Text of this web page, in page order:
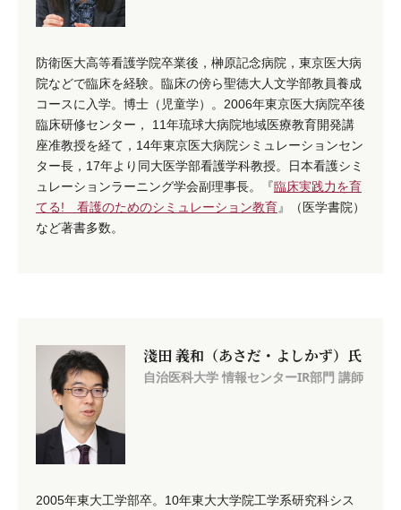
防衛医大高等看護学院卒業後，榊原記念病院，東京医大病
院などで臨床を経験。臨床の傍ら聖徳大人文学部教員養成
コースに入学。博士（児童学）。2006年東京医大病院卒後
臨床研修センター， 11年琉球大病院地域医療教育開発講
座准教授を経て，14年東京医大病院シミュレーションセン
ター長，17年より同大医学部看護学科教授。日本看護シミ
ュレーションラーニング学会副理事長。『臨床実践力を育
てる! 看護のためのシミュレーション教育』（医学書院）
など著書多数。
淺田 義和（あさだ・よしかず）氏
自治医科大学 情報センターIR部門 講師
2005年東大工学部卒。10年東大大学院工学系研究科シス